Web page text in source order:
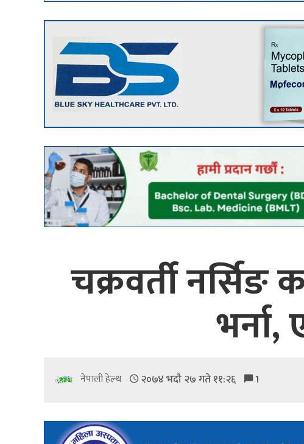
चक्रवर्ती नर्सिङ
नेपाली हेल्थ २०७४ भदौ २७ गते ११:२६ 1